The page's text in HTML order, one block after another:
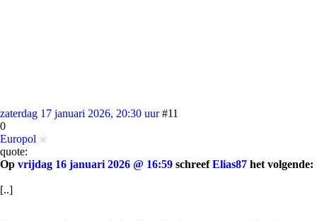
zaterdag 17 januari 2026, 20:30 uur #11
0
Europol
quote:
Op vrijdag 16 januari 2026 @ 16:59 schreefElias87 het volgende:
[..]